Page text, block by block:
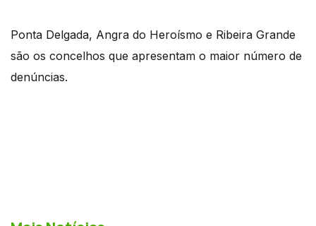
Ponta Delgada, Angra do Heroísmo e Ribeira Grande
são os concelhos que apresentam o maior número de
denúncias.